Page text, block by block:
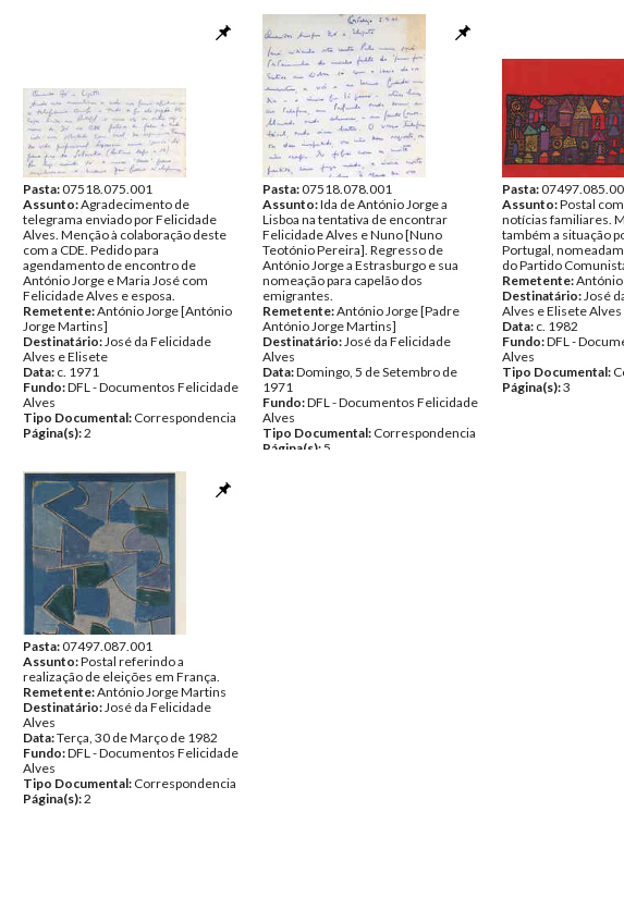
DFL -
Pasta:07518.075.001
Assunto:Agradecimento de
telegrama enviado por Felicidade
Alves. Menção à colaboração deste
com a CDE. Pedido para
agendamento de encontro de
António Jorge e Maria José com
Felicidade Alves e esposa.
Remetente:António Jorge [António
Jorge Martins]
Destinatário:José da Felicidade
Alves e Elisete
Data: c. 1971
Fundo:DFL - Documentos Felicidade
Alves
Tipo Documental: Correspondencia
Página(s):2
Pasta:07518.078.001
Assunto:Ida de António Jorge a
Lisboa na tentativa de encontrar
Felicidade Alves e Nuno [Nuno
Teotónio Pereira]. Regresso de
António Jorge a Estrasburgo e sua
nomeação para capelão dos
emigrantes.
Remetente:António Jorge [Padre
António Jorge Martins]
Destinatário:José da Felicidade
Alves
Data:Domingo, 5 de Setembro de
1971
Fundo:DFL - Documentos Felicidade
Alves
Tipo Documental: Correspondencia
Página(s): 5
Pasta:
Assunto:Postal
notícias familiares.
também a situação
Portugal,
do Partido
Remetente:
Destinatário:José
Alves e Elisete Alves
Data: c. 1982
Fundo:DFL -
Alves
Tipo Documental:
Página(s):3
Pasta:07497.087.001
Assunto:Postal referindo a
realização de eleições em França.
Remetente:António Jorge Martins
Destinatário:José da Felicidade
Alves
Data:Terça, 30 de Março de 1982
Fundo:DFL - Documentos Felicidade
Alves
Tipo Documental: Correspondencia
Página(s):2